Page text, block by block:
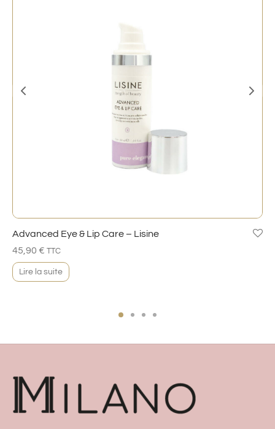
Advanced Eye & Lip Care – Lisine
45,90 € TTC
Lire la suite